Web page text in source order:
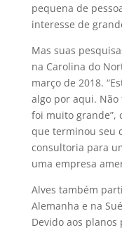
pequena de
interesse de
Mas suas
na Carolina do
março de 2018.
algo por aqui. Não
foi muito grande”,
que terminou seu
consultoria para
uma empresa
Alves também
Alemanha e na
Devido aos planos